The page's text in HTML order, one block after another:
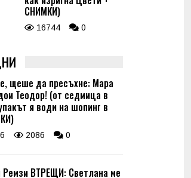
СНИМКИ)
16744 0
щеше да пресъхне: Мара
Теодор! (от седмица в
я води на шопинг в
2086 0
Ремзи ВТРЕЩИ: Светлана ме